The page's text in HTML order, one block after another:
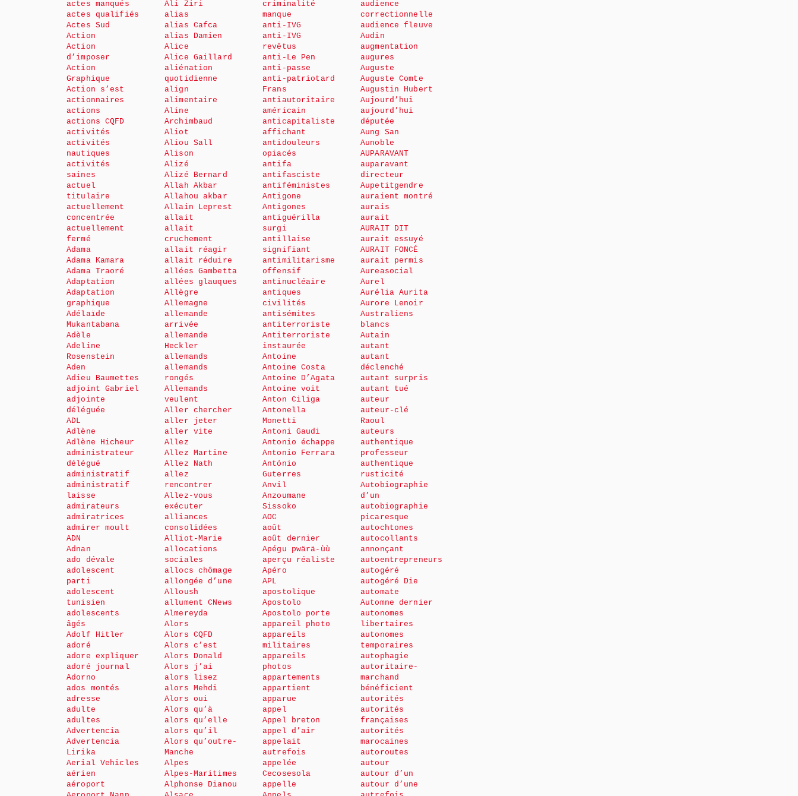
actes manqués
actes qualifiés
Actes Sud
Action
Action
d’imposer
Action
Graphique
Action s’est
actionnaires
actions
actions CQFD
activités
activités
nautiques
activités
saines
actuel
titulaire
actuellement
concentrée
actuellement
fermé
Adama
Adama Kamara
Adama Traoré
Adaptation
Adaptation
graphique
Adélaïde
Mukantabana
Adèle
Adeline
Rosenstein
Aden
Adieu Baumettes
adjoint Gabriel
adjointe
déléguée
ADL
Adlène
Adlène Hicheur
administrateur
délégué
administratif
administratif
laisse
admirateurs
admiratrices
admirer moult
ADN
Adnan
ado dévale
adolescent
parti
adolescent
tunisien
adolescents
âgés
Adolf Hitler
adoré
adore expliquer
adoré journal
Adorno
ados montés
adresse
adulte
adultes
Advertencia
Advertencia
Lirika
Aerial Vehicles
aérien
aéroport
Ali Ziri
alias
alias Cafca
alias Damien
Alice
Alice Gaillard
aliénation
quotidienne
align
alimentaire
Aline
Archimbaud
Aliot
Aliou Sall
Alison
Alizé
Alizé Bernard
Allah Akbar
Allahou akbar
Allain Leprest
allait
allait
cruchement
allait réagir
allait réduire
allées Gambetta
allées glauques
Allègre
Allemagne
allemande
arrivée
allemande
Heckler
allemands
allemands
rongés
Allemands
veulent
Aller chercher
aller jeter
aller vite
Allez
Allez Martine
Allez Nath
allez
rencontrer
Allez-vous
exécuter
alliances
consolidées
Alliot-Marie
allocations
sociales
allocs chômage
allongée d’une
Alloush
allument CNews
Almereyda
Alors
Alors CQFD
Alors c’est
Alors Donald
Alors j’ai
alors lisez
alors Mehdi
Alors oui
Alors qu’à
alors qu’elle
alors qu’il
Alors qu’outre-
Manche
Alpes
Alpes-Maritimes
Alphonse Dianou
criminalité
manque
anti-IVG
anti-IVG
revêtus
anti-Le Pen
anti-passe
anti-patriotard
Frans
antiautoritaire
américain
anticapitaliste
affichant
antidouleurs
opiacés
antifa
antifasciste
antiféministes
Antigone
Antigones
antiguérilla
surgi
antillaise
signifiant
antimilitarisme
offensif
antinucléaire
antiques
civilités
antisémites
antiterroriste
Antiterroriste
instaurée
Antoine
Antoine Costa
Antoine D’Agata
Antoine voit
Anton Ciliga
Antonella
Monetti
Antoni Gaudi
Antonio échappe
Antonio Ferrara
António
Guterres
Anvil
Anzoumane
Sissoko
AOC
août
août dernier
Apégu pwärä-ùù
aperçu réaliste
Apéro
APL
apostolique
Apostolo
Apostolo porte
appareil photo
appareils
militaires
appareils
photos
appartements
appartient
apparue
appel
Appel breton
appel d’air
appelait
autrefois
appelée
Cecosesola
appelle
audience
correctionnelle
audience fleuve
Audin
augmentation
augures
Auguste
Auguste Comte
Augustin Hubert
Aujourd’hui
aujourd’hui
députée
Aung San
Aunoble
AUPARAVANT
auparavant
directeur
Aupetitgendre
auraient montré
aurais
aurait
AURAIT DIT
aurait essuyé
AURAIT FONCÉ
aurait permis
Aureasocial
Aurel
Aurélia Aurita
Aurore Lenoir
Australiens
blancs
Autain
autant
autant
déclenché
autant surpris
autant tué
auteur
auteur-clé
Raoul
auteurs
authentique
professeur
authentique
rusticité
Autobiographie
d’un
autobiographie
picaresque
autochtones
autocollants
annonçant
autoentrepreneurs
autogéré
autogéré Die
automate
Automne dernier
autonomes
libertaires
autonomes
temporaires
autophagie
autoritaire-
marchand
bénéficient
autorités
autorités
françaises
autorités
marocaines
autoroutes
autour
autour d’un
autour d’une